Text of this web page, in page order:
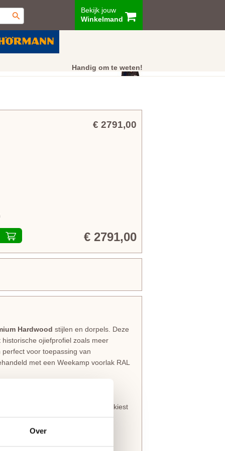
Over
Bekijk jouw
Winkelmand
Handig om te weten!
Klantenservice
€ 2791,00
€ 2791,00
Hardwood stijlen en dorpels. Deze
ojiefprofiel zoals meer
voor toepassing van
met een Weekamp voorlak RAL
de aangegeven marges of als je kiest
zijn zichtbaar onder de
werkdagen.